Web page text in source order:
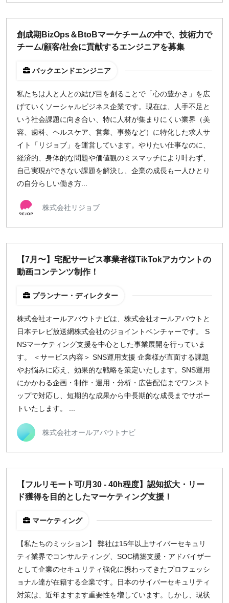
創成期BizOps＆BtoBマーケチームの中で、技術力で
チーム/顧客/社会に貢献するエンジニアを募集
バックエンドエンジニア
私たちは人と人との結び目を創ることで「心の豊かさ」を広
げていくソーシャルビジネス企業です。現在は、人手不足と
いう社会課題に向き合い、特に人材が集まりにくい業界（美
容、歯科、ヘルスケア、営業、事務など）に特化した求人サ
イト「リジョブ」を運営しています。やりたい仕事なのに、
経済的、身体的な問題や価値観のミスマッチにより叶わず、
自己実現ができない課題を解決し、企業の成長も一人ひとり
の自分らしい働き方...
株式会社リジョブ
【7月〜】宅配サービス事業者様TikTokアカウントの
動画コンテンツ制作！
プランナー・ディレクター
株式会社オールアバウトナビは、株式会社オールアバウトと
日本テレビ放送網株式会社のジョイントベンチャーです。 S
NSマーケティング支援を中心とした事業展開を行っていま
す。 ＜サービス内容＞ SNS運用支援 企業様が直面する課題
やお悩みに応え、効果的な戦略を策定いたします。SNS運用
にかかわる企画・制作・運用・分析・広告配信までワンスト
ップで対応し、短期的な成果から中長期的な成長までサポー
トいたします。 ...
株式会社オールアバウトナビ
【フルリモート可/月30 - 40h程度】認知拡大・リー
ド獲得を目的としたマーケティング支援！
マーケティング
【私たちのミッション】 弊社は15年以上サイバーセキュリ
ティ業界でコンサルティング、SOC構築支援・アドバイザー
として企業のセキュリティ強化に携わってきたプロフェッシ
ョナル達が在籍する企業です。日本のサイバーセキュリティ
対策は、近年ますます重要性を増しています。しかし、現状